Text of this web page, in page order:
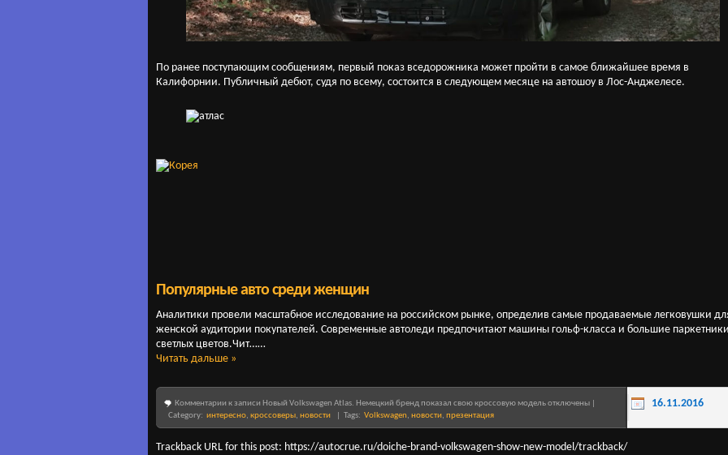
По ранее поступающим сообщениям, первый показ вседорожника может пройти в самое ближайшее время в
Калифорнии. Публичный дебют, судя по всему, состоится в следующем месяце на автошоу в Лос-Анджелесе.
Популярные авто среди женщин
Аналитики провели масштабное исследование на российском рынке, определив самые продаваемые легковушки
женской аудитории покупателей. Современные автоледи предпочитают машины гольф-класса и большие паркетники
светлых цветов.Чит……
Читать дальше »
Комментарии к записи Новый Volkswagen Atlas. Немецкий бренд показал свою кроссовую модельотключены
Category: интересно, кроссоверы, новости | Tags: Volkswagen, новости, презентация
16.11.2016
Trackback URL for this post: https://autocrue.ru/doiche-brand-volkswagen-show-new-model/trackback/